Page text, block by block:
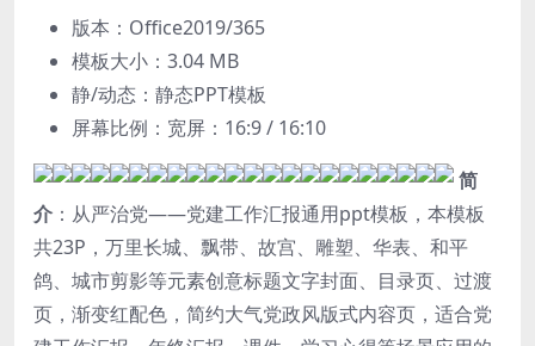
版本：Office2019/365
模板大小： 3.04 MB
静/动态：静态PPT模板
屏幕比例：宽屏：16:9 / 16:10
简
介 ：从严治党——党建工作汇报通用ppt模板，本模板
共23P，万里长城、飘带、故宫、雕塑、华表、和平
鸽、城市剪影等元素创意标题文字封面、目录页、过渡
页，渐变红配色，简约大气党政风版式内容页，适合党